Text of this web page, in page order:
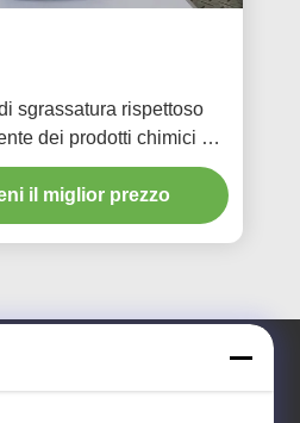
sgrassatura rispettoso
dei prodotti chimici di
del metallo
il miglior prezzo